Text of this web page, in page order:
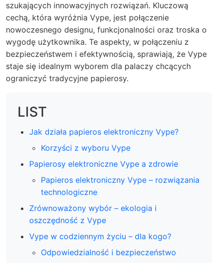
szukających innowacyjnych rozwiązań. Kluczową
cechą, która wyróżnia Vype, jest połączenie
nowoczesnego designu, funkcjonalności oraz troska o
wygodę użytkownika. Te aspekty, w połączeniu z
bezpieczeństwem i efektywnością, sprawiają, że Vype
staje się idealnym wyborem dla palaczy chcących
ograniczyć tradycyjne papierosy.
LIST
Jak działa papieros elektroniczny Vype?
Korzyści z wyboru Vype
Papierosy elektroniczne Vype a zdrowie
Papieros elektroniczny Vype – rozwiązania
technologiczne
Zrównoważony wybór – ekologia i
oszczędność z Vype
Vype w codziennym życiu – dla kogo?
Odpowiedzialność i bezpieczeństwo